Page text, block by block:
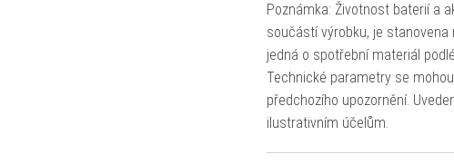
Poznámka: Životnost baterií a
součástí výrobku, je
jedná o spotřební materiál
Technické parametry se
předchozího upozornění.
ilustrativním účelům.